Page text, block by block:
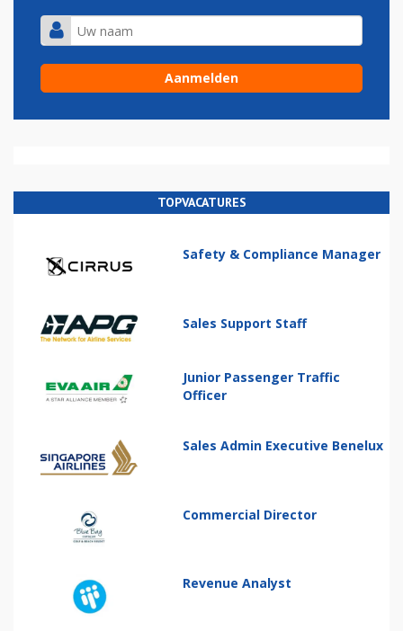
TOPVACATURES
Safety & Compliance Manager
Sales Support Staff
Junior Passenger Traffic
Officer
Sales Admin Executive Benelux
Commercial Director
Revenue Analyst